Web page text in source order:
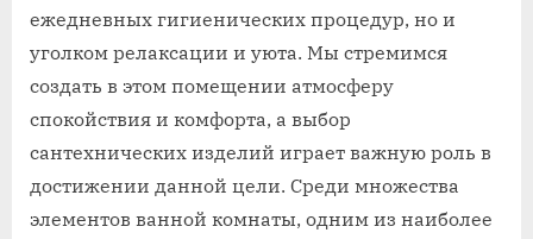
ежедневных гигиенических процедур, но и
уголком релаксации и уюта. Мы стремимся
создать в этом помещении атмосферу
спокойствия и комфорта, а выбор
сантехнических изделий играет важную роль в
достижении данной цели. Среди множества
элементов ванной комнаты, одним из наиболее